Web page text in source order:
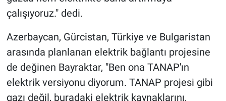
çalışıyoruz." dedi.
Azerbaycan, Gürcistan, Türkiye ve Bulgaristan
arasında planlanan elektrik bağlantı projesine
de değinen Bayraktar, "Ben ona TANAP'ın
elektrik versiyonu diyorum. TANAP projesi gibi
gazı değil, buradaki elektrik kaynaklarını,